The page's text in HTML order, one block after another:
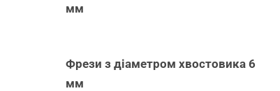
мм
Фрези з діаметром хвостовика 6
мм